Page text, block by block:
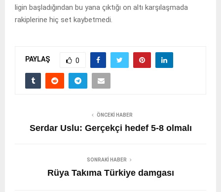
ligin başladığından bu yana çıktığı on altı karşılaşmada
rakiplerine hiç set kaybetmedi.
PAYLAŞ 0
ÖNCEKI HABER
Serdar Uslu: Gerçekçi hedef 5-8 olmalı
SONRAKI HABER
Rüya Takıma Türkiye damgası